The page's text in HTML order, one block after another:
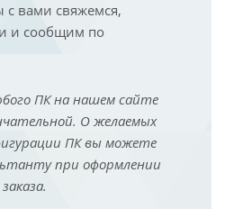
вами свяжемся,
и сообщим по
ПК на нашем сайте
О желаемых
ПК вы можете
при оформлении
заказа.